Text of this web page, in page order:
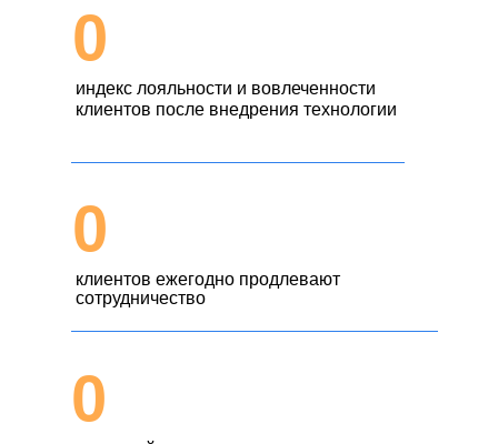
0
0
индекс лояльности и вовлеченности
клиентов после внедрения технологии
0
клиентов ежегодно продлевают
сотрудничество